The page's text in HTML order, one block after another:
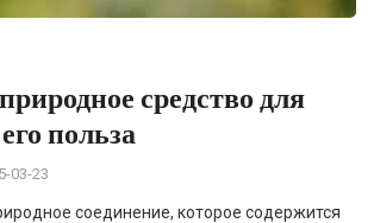
средство для
польза
03-23
соединение, которое содержится